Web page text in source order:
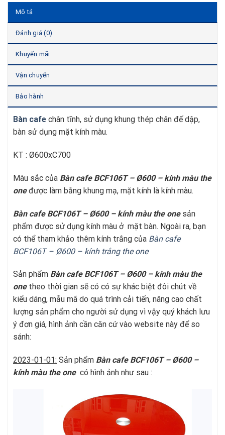
Mô tả
Đánh giá (0)
Khuyến mãi
Vận chuyển
Bảo hành
Bàn cafe chân tĩnh, sử dụng khung thép chân đế dập,
bàn sử dụng mặt kính màu.
KT : Ø600xC700
Màu sắc của Bàn cafe BCF106T – Ø600 – kính màu the
oneđược làm bằng khung mạ, mặt kính là kính màu.
Bàn cafe BCF106T – Ø600 – kính màu the one sản
phẩm được sử dụng kính màu ở mặt bàn. Ngoài ra, bạn
có thể tham khảo thêm kính trắng của Bàn cafe
BCF106T – Ø600 – kính trắng the one
Sản phẩm Bàn cafeBCF106T – Ø600 – kính màu the
onetheo thời gian sẽ có có sự khác biệt đôi chút về
kiểu dáng, mẫu mã do quá trình cải tiến, nâng cao chất
lượng sản phẩm cho người sử dụng vì vậy quý khách lưu
ý đơn giá, hình ảnh cần căn cứ vào website này để so
sánh:
2023-01-01: Sản phẩm Bàn cafeBCF106T – Ø600 –
kính màu the onecó hình ảnh như sau :